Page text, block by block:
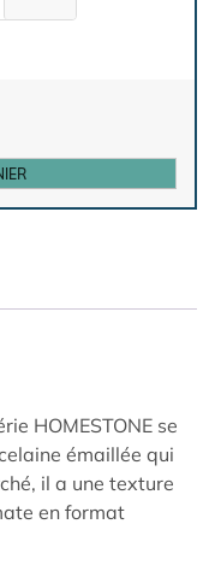
HOMESTONE se
émaillée qui
il a une texture
en format